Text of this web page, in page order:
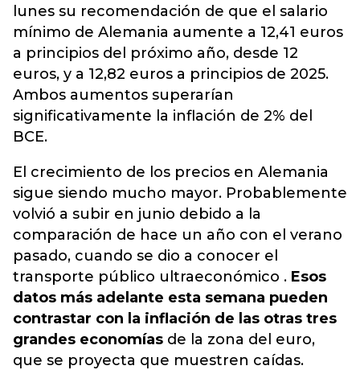
lunes su recomendación de que el salario
mínimo de Alemania aumente a 12,41 euros
a principios del próximo año, desde 12
euros, y a 12,82 euros a principios de 2025.
Ambos aumentos superarían
significativamente la inflación de 2% del
BCE.
El crecimiento de los precios en Alemania
sigue siendo mucho mayor. Probablemente
volvió a subir en junio debido a la
comparación de hace un año con el verano
pasado, cuando se dio a conocer el
transporte público ultraeconómico . Esos
datos más adelante esta semana pueden
contrastar con la inflación de las otras tres
grandes economías de la zona del euro,
que se proyecta que muestren caídas.